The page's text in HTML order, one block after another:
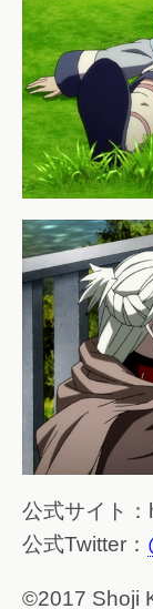
公式サイト
公式Twitter：
©2017 Shoji